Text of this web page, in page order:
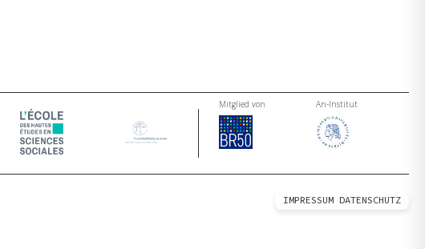
Mitglied von An-Institut
IMPRESSUM DATENSCHUTZ